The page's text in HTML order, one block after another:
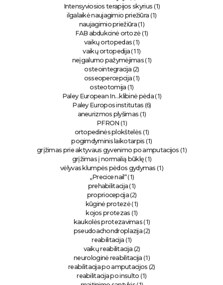
Intensyviosios terapijos skyrius (1)
ilgalaikė naujagimio priežiūra (1)
naujagimio priežiūra(1)
FAB abdukcinė ortozė(1)
vaikų ortopedas (1)
vaikų ortopedija (11)
neįgalumo pažymėjimas (1)
osteointegracija (2)
osseopercepcija (1)
osteotomija (1)
Paley European In…klibinė pėda(1)
Paley Europos institutas (6)
aneurizmos plyšimas (1)
PFRON (1)
ortopedinės plokštelės (1)
pogimdyminis laikotarpis (1)
grįžimas prie aktyvaus gyvenimo po amputacijos (1)
grįžimas į normalią būklę(1)
vėlyvas klumpės pėdos gydymas (1)
„Precice nail“(1)
prehabilitacija (1)
propriocepcija (2)
kūginė protezė(1)
kojos protezas (1)
kaukolės protezavimas (1)
pseudoachondroplazija (2)
reabilitacija (1)
vaikų reabilitacija (2)
neurologinė reabilitacija (1)
reabilitacija po amputacijos (2)
reabilitacija po insulto (1)